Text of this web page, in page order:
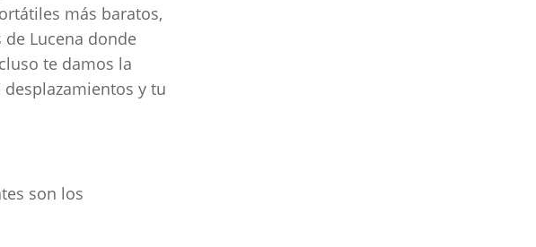
más baratos,
Lucena donde
te damos la
y tu
son los